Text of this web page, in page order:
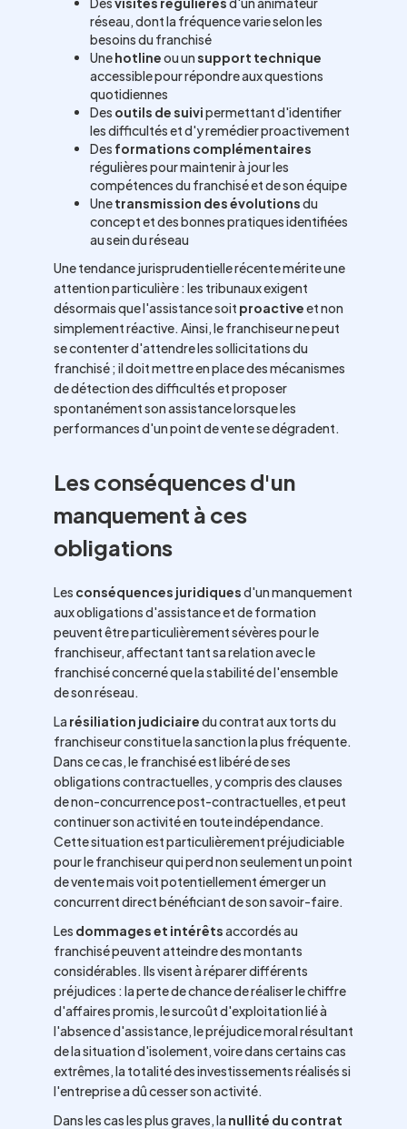
réseau, dont la fréquence varie selon les
besoins du franchisé
Unehotlineou unsupport technique
accessible pour répondre aux questions
quotidiennes
Des outils de suivipermettant d'identifier
les difficultés et d'y remédier proactivement
Des formations complémentaires
régulières pour maintenir à jour les
compétences du franchisé et de son équipe
Unetransmission des évolutionsdu
concept et des bonnes pratiques identifiées
au sein du réseau
Une tendance jurisprudentielle récente mérite une
attention particulière : les tribunaux exigent
désormais que l'assistance soit proactiveet non
simplement réactive. Ainsi, le franchiseur ne peut
se contenter d'attendre les sollicitations du
franchisé ; il doit mettre en place des mécanismes
de détection des difficultés et proposer
spontanément son assistance lorsque les
performances d'un point de vente se dégradent.
Les conséquences d'un
manquement à ces
obligations
Les conséquences juridiquesd'un manquement
aux obligations d'assistance et de formation
peuvent être particulièrement sévères pour le
franchiseur, affectant tant sa relation avec le
franchisé concerné que la stabilité de l'ensemble
de son réseau.
La résiliation judiciairedu contrat aux torts du
franchiseur constitue la sanction la plus fréquente.
Dans ce cas, le franchisé est libéré de ses
obligations contractuelles, y compris des clauses
de non-concurrence post-contractuelles, et peut
continuer son activité en toute indépendance.
Cette situation est particulièrement préjudiciable
pour le franchiseur qui perd non seulement un point
de vente mais voit potentiellement émerger un
concurrent direct bénéficiant de son savoir-faire.
Les dommages et intérêtsaccordés au
franchisé peuvent atteindre des montants
considérables. Ils visent à réparer différents
préjudices : la perte de chance de réaliser le chiffre
d'affaires promis, le surcoût d'exploitation lié à
l'absence d'assistance, le préjudice moral résultant
de la situation d'isolement, voire dans certains cas
extrêmes, la totalité des investissements réalisés si
l'entreprise a dû cesser son activité.
Dans les cas les plus graves, la nullité du contrat